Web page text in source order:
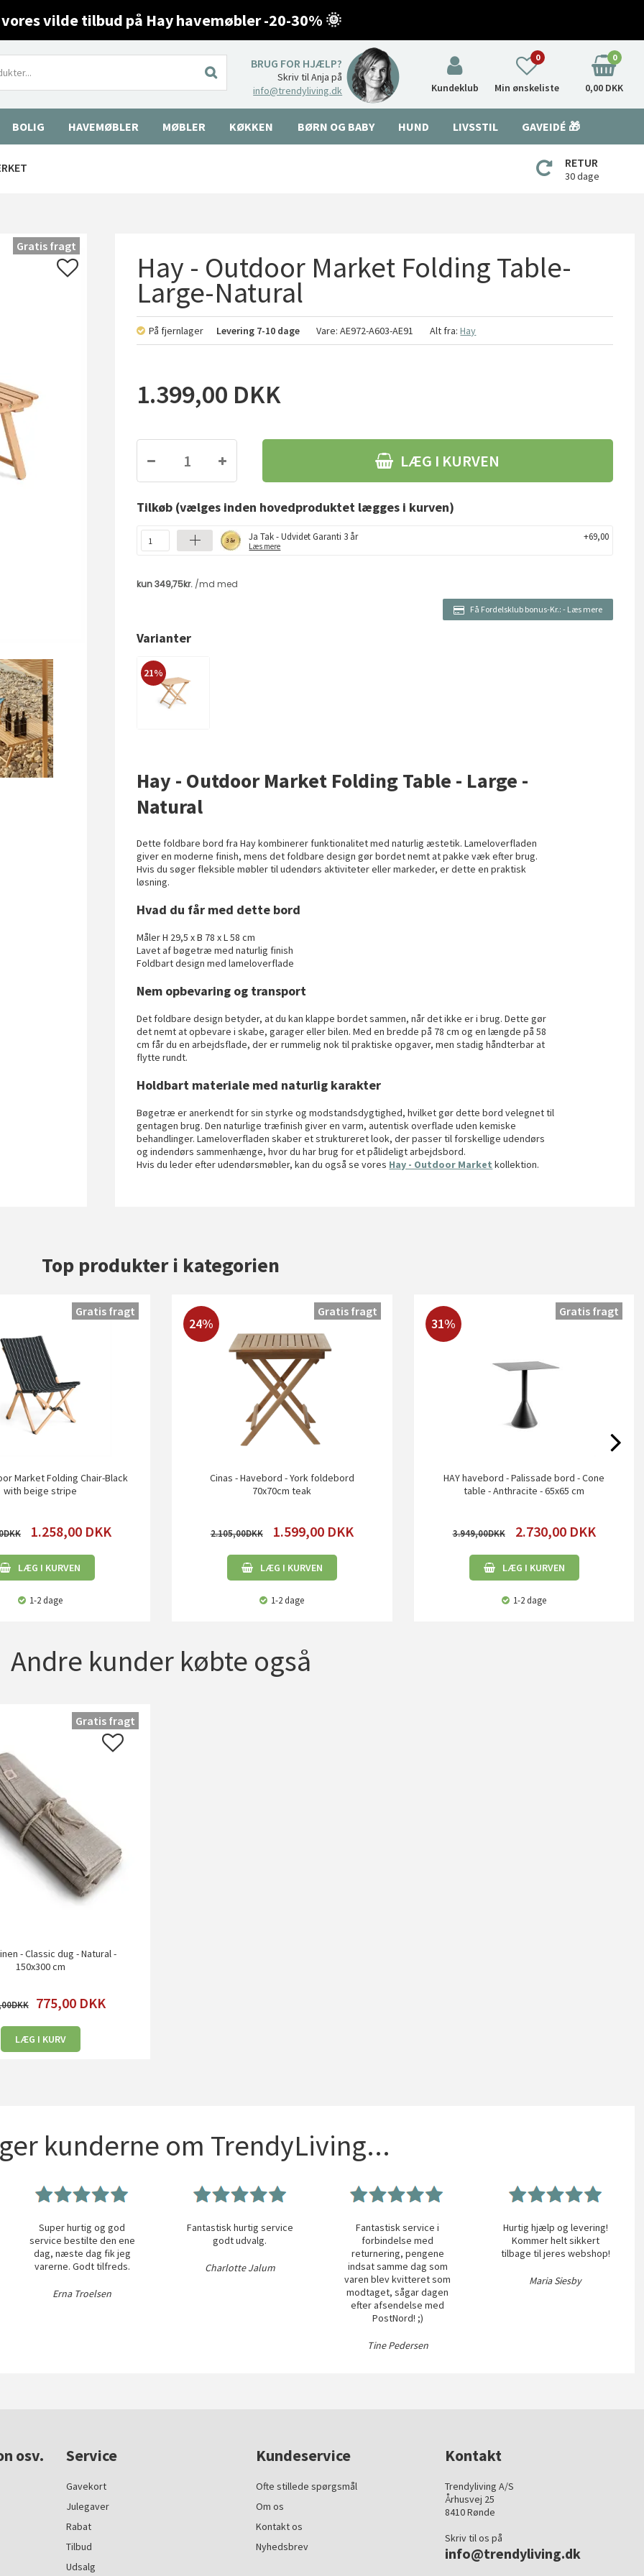
vores vilde tilbud på Hay havemøbler -20-30% 🌞
BRUG FOR HJÆLP?
Skriv til Anja på
info@trendyliving.dk
Kundeklub Min ønskeliste
0 0
0,00 DKK
BOLIG HAVEMØBLER MØBLER KØKKEN BØRN OG BABY HUND LIVSSTIL GAVEIDÉ 🎁
RETUR
30 dage
Gratis fragt
Hay - Outdoor Market Folding Table-
Large-Natural
På fjernlager Levering 7-10 dage Vare:AE972-A603-AE91 Alt fra:Hay
1.399,00 DKK
LÆG I KURVEN
Tilkøb (vælges inden hovedproduktet lægges i kurven)
Ja Tak - Udvidet Garanti 3 år
Læs mere
+69,00
Få Fordelsklub bonus-Kr.: - Læs mere
Varianter
21%
Hay - Outdoor Market Folding Table - Large -
Natural
Dette foldbare bord fra Hay kombinerer funktionalitet med naturlig æstetik. Lameloverfladen
giver en moderne finish, mens det foldbare design gør bordet nemt at pakke væk efter brug.
Hvis du søger fleksible møbler til udendørs aktiviteter eller markeder, er dette en praktisk
løsning.
Hvad du får med dette bord
Måler H 29,5 x B 78 x L 58 cm
Lavet af bøgetræ med naturlig finish
Foldbart design med lameloverflade
Nem opbevaring og transport
Det foldbare design betyder, at du kan klappe bordet sammen, når det ikke er i brug. Dette gør
det nemt at opbevare i skabe, garager eller bilen. Med en bredde på 78 cm og en længde på 58
cm får du en arbejdsflade, der er rummelig nok til praktiske opgaver, men stadig håndterbar at
flytte rundt.
Holdbart materiale med naturlig karakter
Bøgetræ er anerkendt for sin styrke og modstandsdygtighed, hvilket gør dette bord velegnet til
gentagen brug. Den naturlige træfinish giver en varm, autentisk overflade uden kemiske
behandlinger. Lameloverfladen skaber et struktureret look, der passer til forskellige udendørs
og indendørs sammenhænge, hvor du har brug for et pålideligt arbejdsbord.
Hvis du leder efter udendørsmøbler, kan du også se vores Hay - Outdoor Market kollektion.
Top produkter i kategorien
Market Folding Chair-Black
with beige stripe
1.258,00 DKK
LÆG I KURVEN
1-2 dage
Gratis fragt
24%
Cinas - Havebord - York foldebord
70x70cm teak
2.105,00 1.599,00 DKK
LÆG I KURVEN
1-2 dage
Gratis fragt
31%
HAY havebord - Palissade bord - Cone
table - Anthracite - 65x65 cm
3.949,00 2.730,00 DKK
LÆG I KURVEN
1-2 dage
Gratis fragt
Andre kunder købte også
- Classic dug - Natural -
150x300 cm
775,00 DKK
LÆG I KURV
Gratis fragt
kunderne om TrendyLiving...
Super hurtig og god
service bestilte den ene
dag, næste dag fik jeg
varerne. Godt tilfreds.
Erna Troelsen
Fantastisk hurtig service
godt udvalg.
Charlotte Jalum
Fantastisk service i
forbindelse med
returnering, pengene
indsat samme dag som
varen blev kvitteret som
modtaget, sågar dagen
efter afsendelse med
PostNord! ;)
Tine Pedersen
Hurtig hjælp og levering!
Kommer helt sikkert
tilbage til jeres webshop!
Maria Siesby
osv. Service
Gavekort
Julegaver
Rabat
Tilbud
Udsalg
Kundeservice
Ofte stillede spørgsmål
Om os
Kontakt os
Nyhedsbrev
Kontakt
Trendyliving A/S
Århusvej 25
8410 Rønde
Skriv til os på
info@trendyliving.dk